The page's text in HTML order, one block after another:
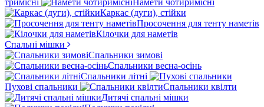
тримісні
Намети чотиримісні
Каркас (дуги), стійки
Просочення для тенту наметів
Кілочки для наметів
Спальні мішки
Спальники зимові
Спальники весна-осінь
Спальники літні
Пухові спальники
Спальники квілти
Дитячі спальні мішки